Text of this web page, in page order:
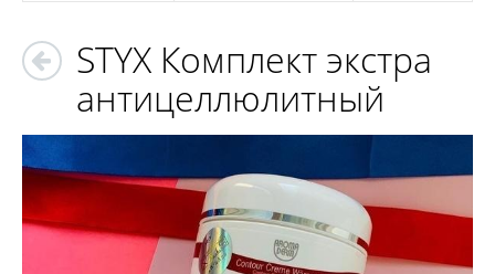
STYX Комплект экстра
антицеллюлитный